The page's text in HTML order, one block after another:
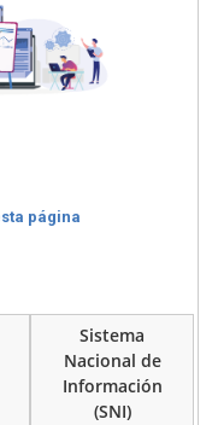
página
Sistema
Nacional de
Información
(SNI)